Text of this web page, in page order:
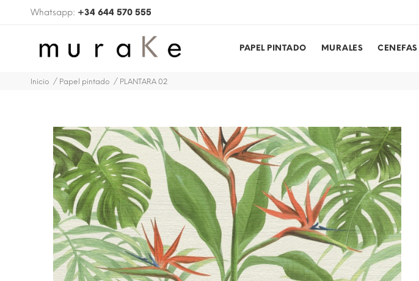
Whatsapp: +34 644 570 555
PAPEL PINTADO MURALES CENEFAS
Inicio Papel pintado PLANTARA 02